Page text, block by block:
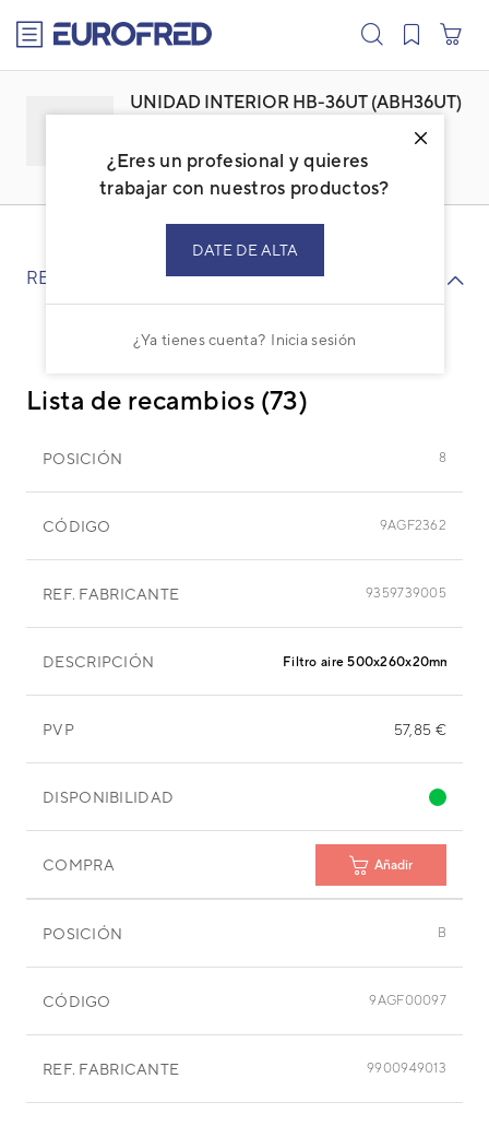
¿Eres un profesional y quieres
trabajar con nuestros productos?
DATE DE ALTA
¿Ya tienes cuenta? Inicia sesión
UNIDAD INTERIOR HB-36UT (ABH36UT)
Código: 3NHY3256
Ref. fabricante: HB-36UA
RECAMBIOS
Lista de recambios (73)
POSICIÓN 8
CÓDIGO 9AGF2362
REF. FABRICANTE 9359739005
DESCRIPCIÓN Filtro aire 500x260x20mm
PVP 57,85 €
DISPONIBILIDAD
COMPRA Añadir
POSICIÓN B
CÓDIGO 9AGF00097
REF. FABRICANTE 9900949013